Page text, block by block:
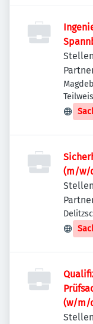
(m/w/
(w/m/